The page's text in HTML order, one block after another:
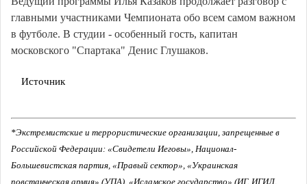
главными участниками Чемпионата обо всем самом важном
в футболе. В студии - особенный гость, капитан
московского "Спартака" Денис Глушаков.
Источник
*Экстремистские и террористические организации, запрещенные в
Российской Федерации: «Свидетели Иеговы», Национал-
Большевистская партия, «Правый сектор», «Украинская
повстанческая армия» (УПА), «Исламское государство» (ИГ, ИГИЛ,